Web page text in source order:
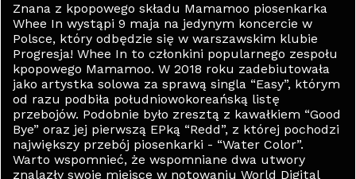
Znana z kpopowego składu Mamamoo piosenkarka
Whee In wystąpi 9 maja na jedynym koncercie w
Polsce, który odbędzie się w warszawskim klubie
Progresja! Whee In to członkini popularnego zespołu
kpopowego Mamamoo. W 2018 roku zadebiutowała
jako artystka solowa za sprawą singla “Easy”, którym
od razu podbiła południowokoreańską listę
przebojów. Podobnie było zresztą z kawałkiem “Good
Bye” oraz jej pierwszą EPką “Redd”, z której pochodzi
największy przebój piosenkarki - “Water Color”.
Warto wspomnieć, że wspomniane dwa utwory
znalazły swoje miejsce w notowaniu World Digital